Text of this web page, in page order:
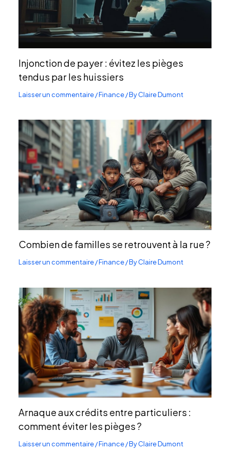
Injonction de payer : évitez les pièges
tendus par les huissiers
Laisser un commentaire/Finance/ ByClaire Dumont
Combien de familles se retrouvent à la rue ?
Laisser un commentaire/Finance/ ByClaire Dumont
Arnaque aux crédits entre particuliers :
comment éviter les pièges ?
Laisser un commentaire/Finance/ ByClaire Dumont